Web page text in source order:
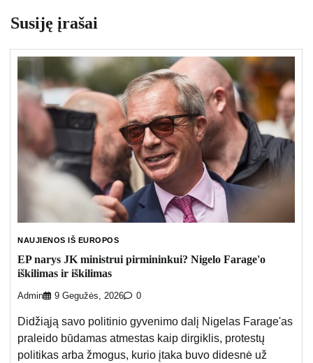
Susiję įrašai
NAUJIENOS IŠ EUROPOS
EP narys JK ministrui pirmininkui? Nigelo Farage'o
iškilimas ir iškilimas
Admin 9 Gegužės, 2026 0
Didžiąją savo politinio gyvenimo dalį Nigelas Farage'as
praleido būdamas atmestas kaip dirgiklis, protestų
politikas arba žmogus, kurio įtaka buvo didesnė už